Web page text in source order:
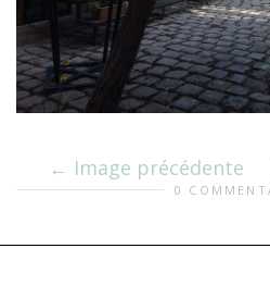
Image précédente
0